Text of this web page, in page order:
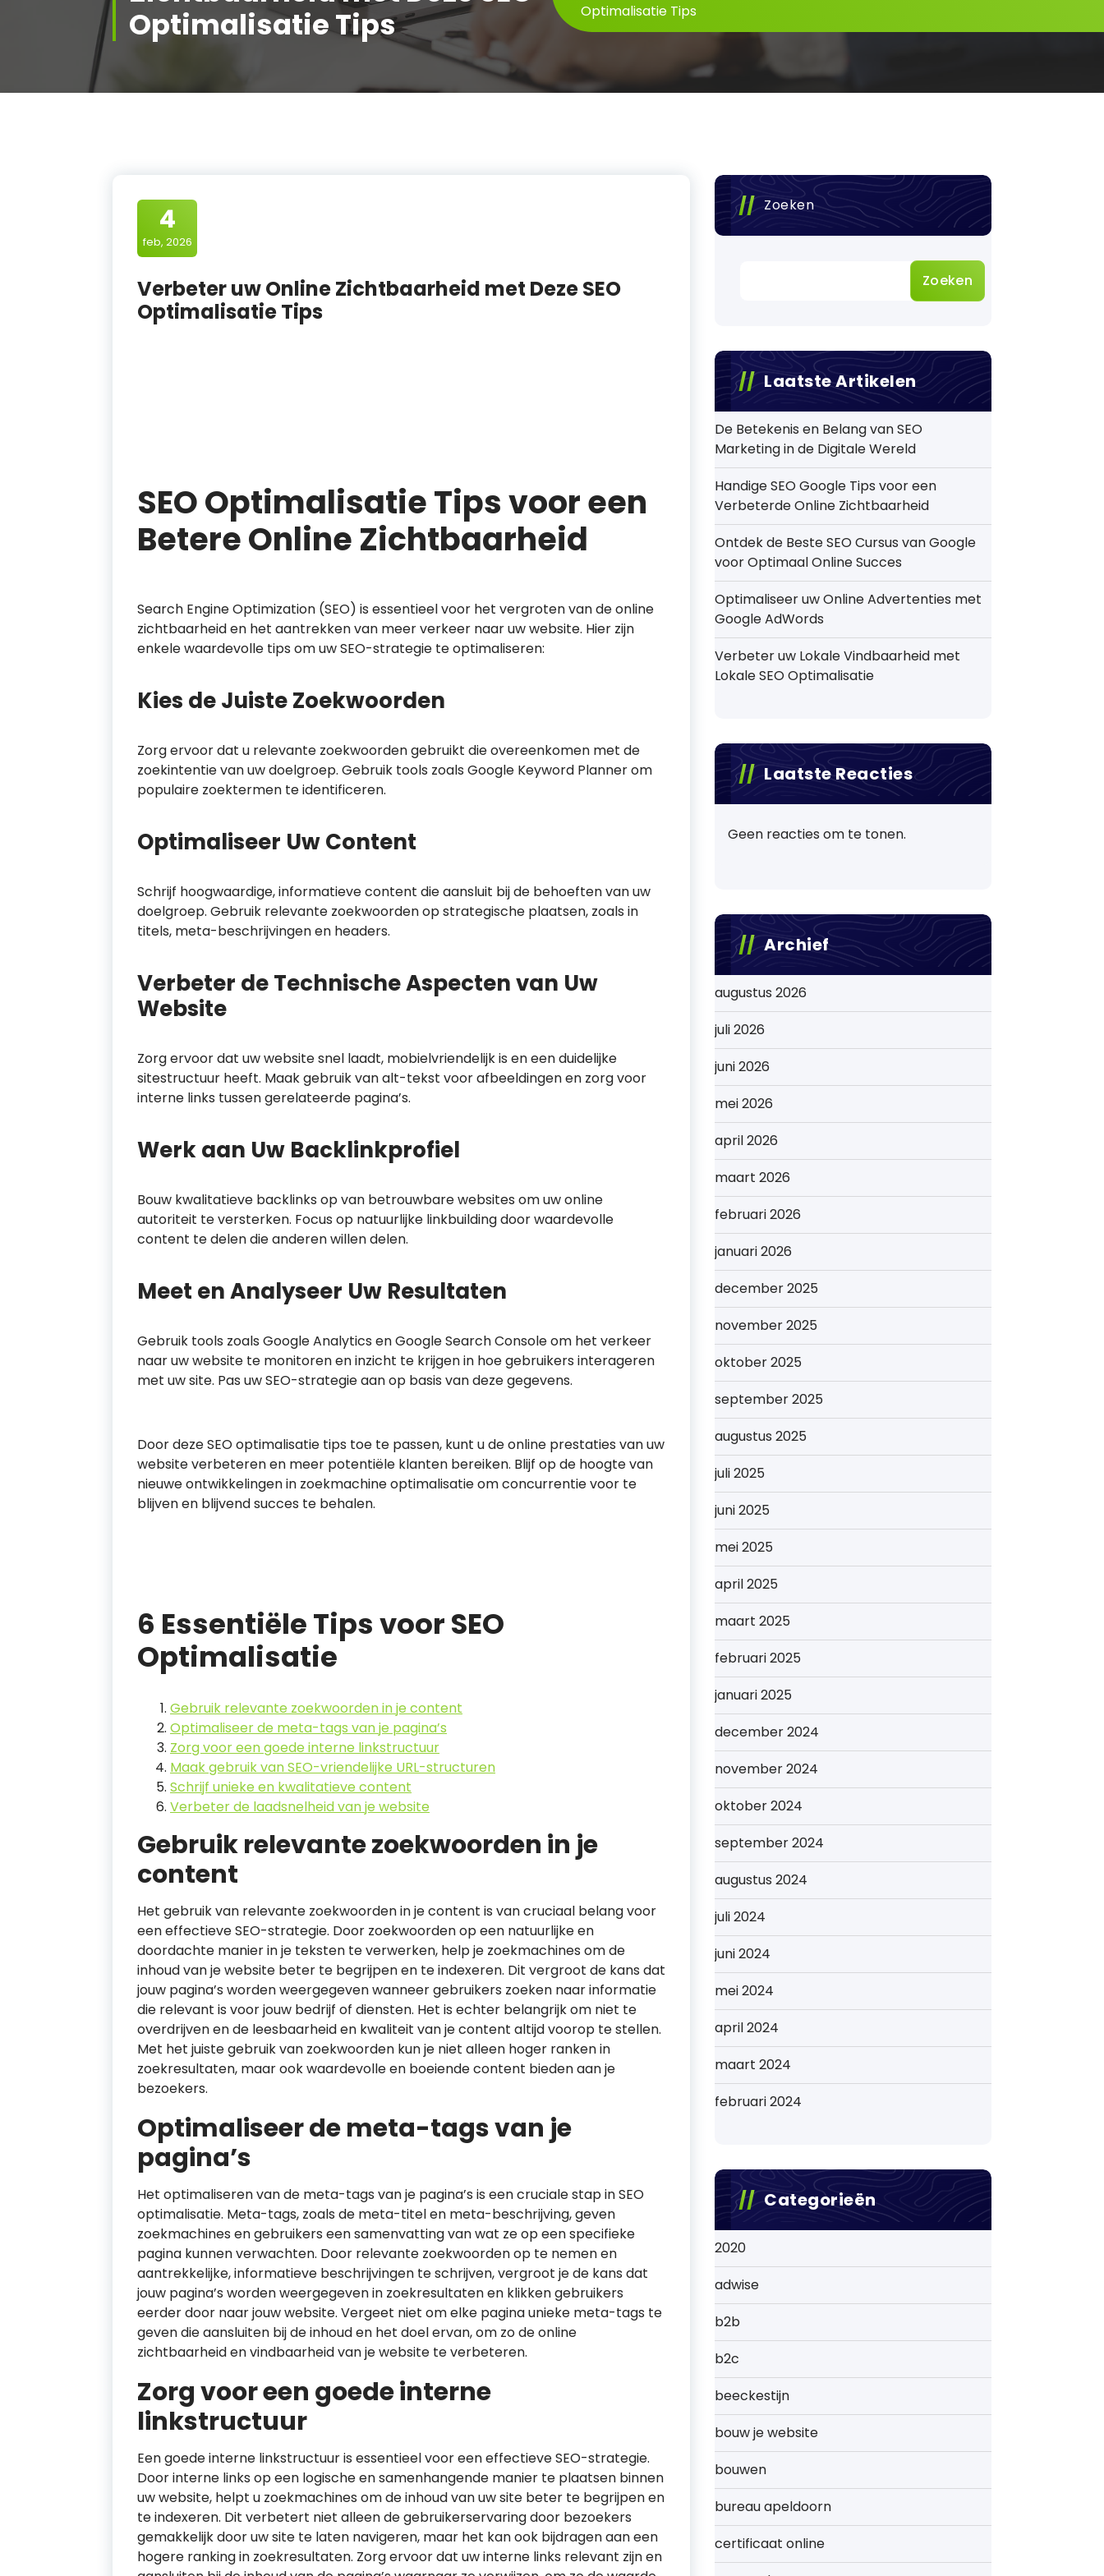
Optimalisatie Tips
Optimalisatie Tips
4
feb, 2026
Verbeter uw Online Zichtbaarheid met Deze SEO
Optimalisatie Tips
SEO Optimalisatie Tips voor een
Betere Online Zichtbaarheid
Search Engine Optimization (SEO) is essentieel voor het vergroten van de online
zichtbaarheid en het aantrekken van meer verkeer naar uw website. Hier zijn
enkele waardevolle tips om uw SEO-strategie te optimaliseren:
Kies de Juiste Zoekwoorden
Zorg ervoor dat u relevante zoekwoorden gebruikt die overeenkomen met de
zoekintentie van uw doelgroep. Gebruik tools zoals Google Keyword Planner om
populaire zoektermen te identificeren.
Optimaliseer Uw Content
Schrijf hoogwaardige, informatieve content die aansluit bij de behoeften van uw
doelgroep. Gebruik relevante zoekwoorden op strategische plaatsen, zoals in
titels, meta-beschrijvingen en headers.
Verbeter de Technische Aspecten van Uw
Website
Zorg ervoor dat uw website snel laadt, mobielvriendelijk is en een duidelijke
sitestructuur heeft. Maak gebruik van alt-tekst voor afbeeldingen en zorg voor
interne links tussen gerelateerde pagina’s.
Werk aan Uw Backlinkprofiel
Bouw kwalitatieve backlinks op van betrouwbare websites om uw online
autoriteit te versterken. Focus op natuurlijke linkbuilding door waardevolle
content te delen die anderen willen delen.
Meet en Analyseer Uw Resultaten
Gebruik tools zoals Google Analytics en Google Search Console om het verkeer
naar uw website te monitoren en inzicht te krijgen in hoe gebruikers interageren
met uw site. Pas uw SEO-strategie aan op basis van deze gegevens.
Door deze SEO optimalisatie tips toe te passen, kunt u de online prestaties van uw
website verbeteren en meer potentiële klanten bereiken. Blijf op de hoogte van
nieuwe ontwikkelingen in zoekmachine optimalisatie om concurrentie voor te
blijven en blijvend succes te behalen.
6 Essentiële Tips voor SEO
Optimalisatie
Gebruik relevante zoekwoorden in je content
Optimaliseer de meta-tags van je pagina’s
Zorg voor een goede interne linkstructuur
Maak gebruik van SEO-vriendelijke URL-structuren
Schrijf unieke en kwalitatieve content
Verbeter de laadsnelheid van je website
Gebruik relevante zoekwoorden in je
content
Het gebruik van relevante zoekwoorden in je content is van cruciaal belang voor
een effectieve SEO-strategie. Door zoekwoorden op een natuurlijke en
doordachte manier in je teksten te verwerken, help je zoekmachines om de
inhoud van je website beter te begrijpen en te indexeren. Dit vergroot de kans dat
jouw pagina’s worden weergegeven wanneer gebruikers zoeken naar informatie
die relevant is voor jouw bedrijf of diensten. Het is echter belangrijk om niet te
overdrijven en de leesbaarheid en kwaliteit van je content altijd voorop te stellen.
Met het juiste gebruik van zoekwoorden kun je niet alleen hoger ranken in
zoekresultaten, maar ook waardevolle en boeiende content bieden aan je
bezoekers.
Optimaliseer de meta-tags van je
pagina’s
Het optimaliseren van de meta-tags van je pagina’s is een cruciale stap in SEO
optimalisatie. Meta-tags, zoals de meta-titel en meta-beschrijving, geven
zoekmachines en gebruikers een samenvatting van wat ze op een specifieke
pagina kunnen verwachten. Door relevante zoekwoorden op te nemen en
aantrekkelijke, informatieve beschrijvingen te schrijven, vergroot je de kans dat
jouw pagina’s worden weergegeven in zoekresultaten en klikken gebruikers
eerder door naar jouw website. Vergeet niet om elke pagina unieke meta-tags te
geven die aansluiten bij de inhoud en het doel ervan, om zo de online
zichtbaarheid en vindbaarheid van je website te verbeteren.
Zorg voor een goede interne
linkstructuur
Een goede interne linkstructuur is essentieel voor een effectieve SEO-strategie.
Door interne links op een logische en samenhangende manier te plaatsen binnen
uw website, helpt u zoekmachines om de inhoud van uw site beter te begrijpen en
te indexeren. Dit verbetert niet alleen de gebruikerservaring door bezoekers
gemakkelijk door uw site te laten navigeren, maar het kan ook bijdragen aan een
hogere ranking in zoekresultaten. Zorg ervoor dat uw interne links relevant zijn en
Zoeken
Zoeken
Laatste Artikelen
De Betekenis en Belang van SEO
Marketing in de Digitale Wereld
Handige SEO Google Tips voor een
Verbeterde Online Zichtbaarheid
Ontdek de Beste SEO Cursus van Google
voor Optimaal Online Succes
Optimaliseer uw Online Advertenties met
Google AdWords
Verbeter uw Lokale Vindbaarheid met
Lokale SEO Optimalisatie
Laatste Reacties
Geen reacties om te tonen.
Archief
augustus 2026
juli 2026
juni 2026
mei 2026
april 2026
maart 2026
februari 2026
januari 2026
december 2025
november 2025
oktober 2025
september 2025
augustus 2025
juli 2025
juni 2025
mei 2025
april 2025
maart 2025
februari 2025
januari 2025
december 2024
november 2024
oktober 2024
september 2024
augustus 2024
juli 2024
juni 2024
mei 2024
april 2024
maart 2024
februari 2024
Categorieën
2020
adwise
b2b
b2c
beeckestijn
bouw je website
bouwen
bureau apeldoorn
certificaat online